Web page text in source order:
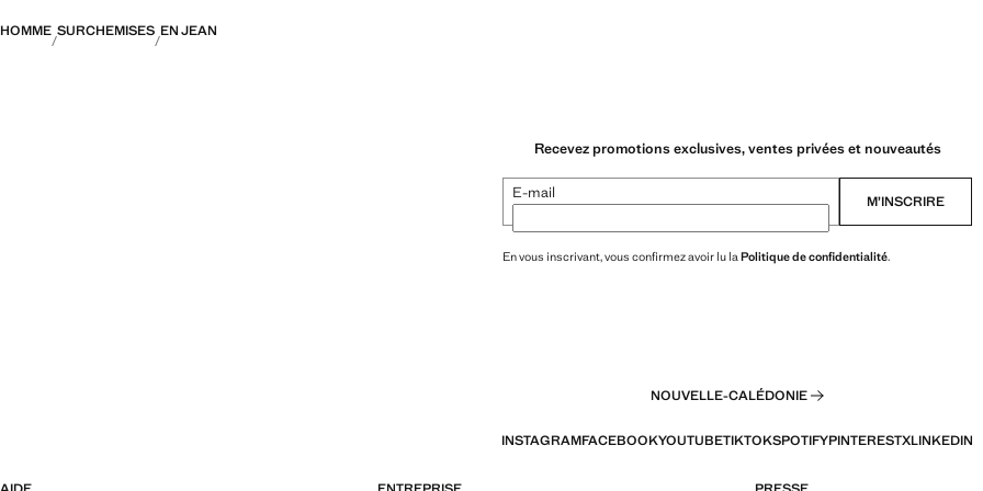
HOMME SURCHEMISES EN JEAN
Recevez promotions exclusives, ventes privées et nouveautés
E-mail M’INSCRIRE
En vous inscrivant, vous confirmez avoir lu laPolitique de confidentialité.
NOUVELLE-CALÉDONIE
INSTAGRAMFACEBOOKYOUTUBETIKTOKSPOTIFYPINTERESTXLINKEDIN